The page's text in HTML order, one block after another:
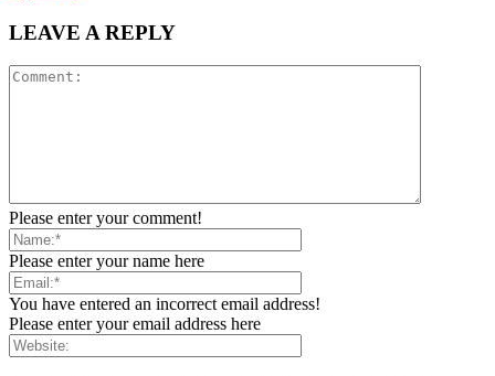
LEAVE A REPLY
Please enter your comment!
Please enter your name here
You have entered an incorrect email address!
Please enter your email address here